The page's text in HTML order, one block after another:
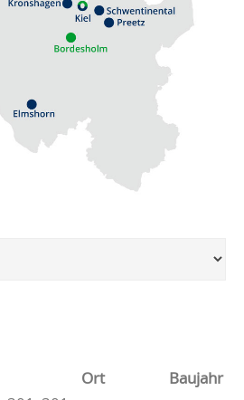
um zur entsprechenden Seite
Ort
Baujahr